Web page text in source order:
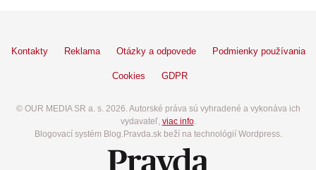
Kontakty Reklama Otázky a odpovede Podmienky používania
Cookies GDPR
© OUR MEDIA SR a. s. 2026. Autorské práva sú vyhradené a vykonáva ich
vydavateľ, viac info.
Blogovací systém Blog.Pravda.sk beží na technológií Wordpress.